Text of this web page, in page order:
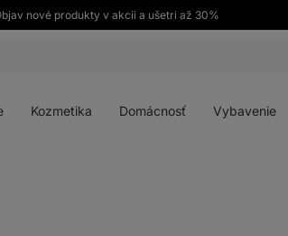
nové produkty v akcii a ušetri až 30%
Kozmetika Domácnosť Vybavenie